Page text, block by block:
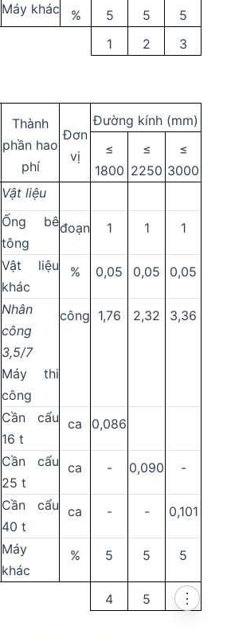
Máy khác % 5 5
5
1
2 3
Thành
phần hao
phí
Đơn
vị
Đường kính (mm)
≤
1800
≤
2250
≤
3000
Vật liệu
Ống bê
tông
đoạn 1 1 1
Vật liệu
khác
% 0,05 0,05 0,05
Nhân
công
3,5/7
Máy thi
công
công 1,76 2,32 3,36
Cần cẩu
16 t
ca 0,086
Cần cẩu
25 t
ca - 0,090 -
Cần cẩu
40 t
ca - - 0,101
Máy
khác
% 5 5 5
4 5 6⋮